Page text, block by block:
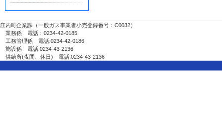
庄内町企業課（一般ガス事業者小売登録番号：C0032）
業務係 電話：0234-42-0185
工務管理係 電話:0234-42-0186
施設係 電話:0234-43-2136
供給所(夜間、休日) 電話:0234-43-2136